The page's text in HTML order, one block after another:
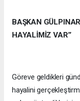
BAŞKAN
HAYALİMİZ VAR’’
Göreve geldikleri
hayalini